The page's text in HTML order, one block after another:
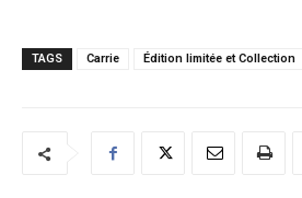
TAGS Carrie Édition limitée et Collection